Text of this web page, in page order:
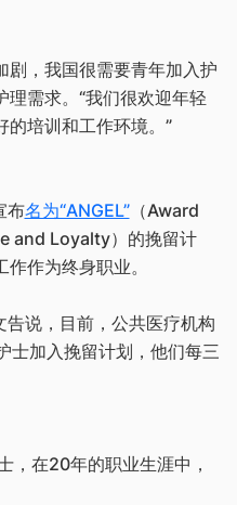
剧，我国很需要青年加入护
需求。“我们很欢迎年轻
的培训和工作环境。”
布名为“ANGEL”（Award
and Loyalty）的挽留计
作为终身职业。
说，目前，公共医疗机构
士加入挽留计划，他们每三
，在20年的职业生涯中，